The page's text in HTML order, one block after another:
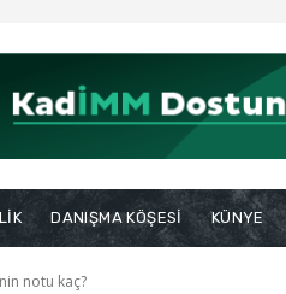
DANIŞMA KÖŞESİ KÜNYE
notu kaç?